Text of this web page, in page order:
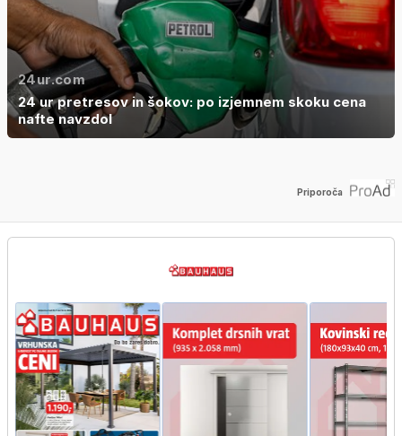
24ur.com
24 ur pretresov in šokov: po izjemnem skoku cena
nafte navzdol
Priporoča